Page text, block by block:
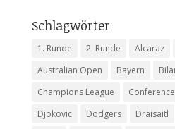
Schlagwörter
1. Runde 2. Runde Alcaraz
Australian Open
Bayern
Champions League
Djokovic
Dodgers Draisaitl